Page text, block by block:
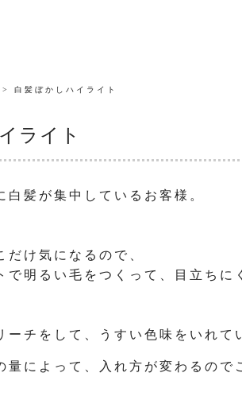
白髪ぼかしハイライト
ライト
白髪が集中しているお客様。
だけ気になるので、
で明るい毛をつくって、目立ちに
ーチをして、うすい色味をいれて
量によって、入れ方が変わるので